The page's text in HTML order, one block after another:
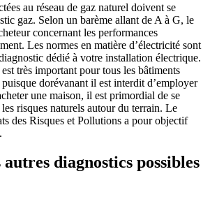
au réseau de gaz naturel doivent se
gaz. Selon un barème allant de A à G, le
concernant les performances
Les normes en matière d’électricité sont
dédié à votre installation électrique.
très important pour tous les bâtiments
dorévanant il est interdit d’employer
une maison, il est primordial de se
risques naturels autour du terrain. Le
des Risques et Pollutions a pour objectif
autres diagnostics possibles